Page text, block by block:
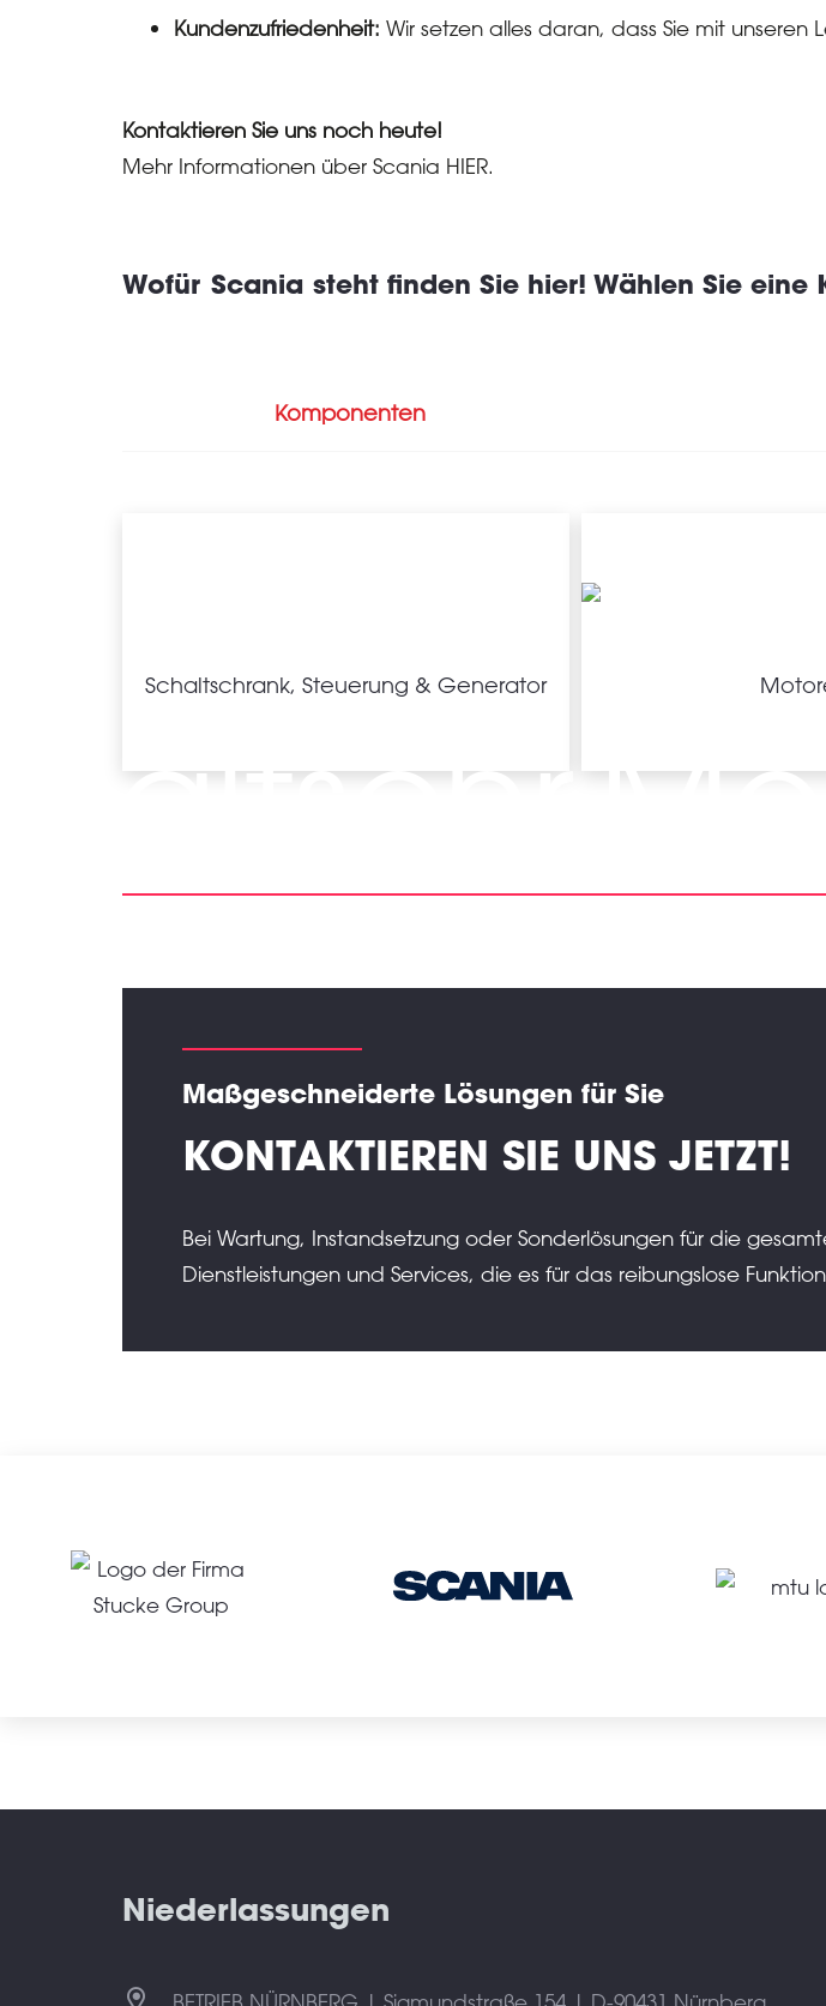
Kundenzufriedenheit: Wir setzen alles daran, dass Sie mit unseren
Kontaktieren Sie uns noch heute!
Mehr Informationen über Scania HIER.
Wofür Scania steht finden Sie hier! Wählen Sie eine
Komponenten
Schaltschrank, Steuerung & Generator
Maßgeschneiderte Lösungen für Sie
KONTAKTIEREN SIE UNS JETZT!
Bei Wartung, Instandsetzung oder Sonderlösungen für die
Dienstleistungen und Services, die es für das reibungslose
Niederlassungen